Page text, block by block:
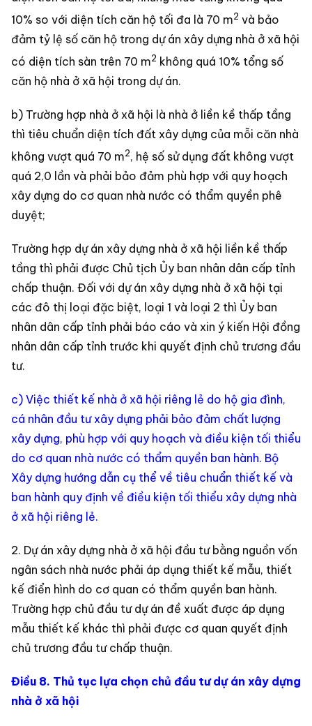
10% so với diện tích căn hộ tối đa là 70 m2 và bảo
đảm tỷ lệ số căn hộ trong dự án xây dựng nhà ở xã hội
có diện tích sàn trên 70 m2 không quá 10% tổng số
căn hộ nhà ở xã hội trong dự án.
b) Trường hợp nhà ở xã hội là nhà ở liền kề thấp tầng
thì tiêu chuẩn diện tích đất xây dựng của mỗi căn nhà
không vượt quá 70 m2, hệ số sử dụng đất không vượt
quá 2,0 lần và phải bảo đảm phù hợp với quy hoạch
xây dựng do cơ quan nhà nước có thẩm quyền phê
duyệt;
Trường hợp dự án xây dựng nhà ở xã hội liền kề thấp
tầng thì phải được Chủ tịch Ủy ban nhân dân cấp tỉnh
chấp thuận. Đối với dự án xây dựng nhà ở xã hội tại
các đô thị loại đặc biệt, loại 1 và loại 2 thì Ủy ban
nhân dân cấp tỉnh phải báo cáo và xin ý kiến Hội đồng
nhân dân cấp tỉnh trước khi quyết định chủ trương đầu
tư.
c) Việc thiết kế nhà ở xã hội riêng lẻ do hộ gia đình,
cá nhân đầu tư xây dựng phải bảo đảm chất lượng
xây dựng, phù hợp với quy hoạch và điều kiện tối thiểu
do cơ quan nhà nước có thẩm quyền ban hành. Bộ
Xây dựng hướng dẫn cụ thể về tiêu chuẩn thiết kế và
ban hành quy định về điều kiện tối thiểu xây dựng nhà
ở xã hội riêng lẻ.
2. Dự án xây dựng nhà ở xã hội đầu tư bằng nguồn vốn
ngân sách nhà nước phải áp dụng thiết kế mẫu, thiết
kế điển hình do cơ quan có thẩm quyền ban hành.
Trường hợp chủ đầu tư dự án đề xuất được áp dụng
mẫu thiết kế khác thì phải được cơ quan quyết định
chủ trương đầu tư chấp thuận.
Điều 8. Thủ tục lựa chọn chủ đầu tư dự án xây dựng
nhà ở xã hội